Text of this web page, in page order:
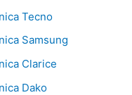
Tecno
Samsung
Clarice
Dako